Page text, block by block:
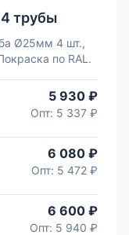
трубы
Ø25мм 4 шт.,
по RAL.
5 930 ₽
Опт: 5 337 ₽
6 080 ₽
Опт: 5 472 ₽
6 600 ₽
Опт: 5 940 ₽